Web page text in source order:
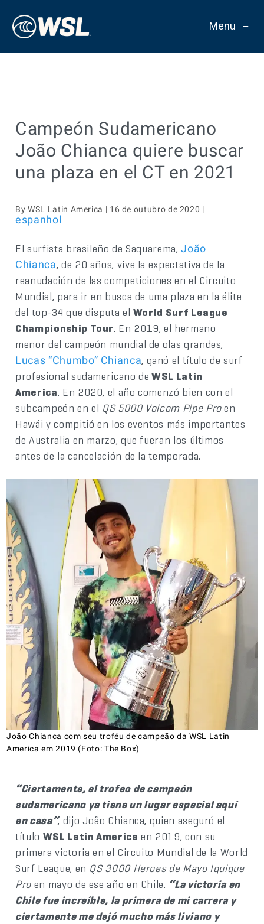
Menu ≡
Campeón Sudamericano
João Chianca quiere buscar
una plaza en el CT en 2021
By WSL Latin America | 16 de outubro de 2020 |
espanhol
El surfista brasileño de Saquarema,João
Chianca, de 20 años, vive la expectativa de la
reanudación de las competiciones en el Circuito
Mundial, para ir en busca de uma plaza en la élite
del top-34 que disputa el World Surf League
Championship Tour. En 2019, el hermano
menor del campeón mundial de olas grandes,
Lucas “Chumbo” Chianca, ganó el título de surf
profesional sudamericano de WSL Latin
America. En 2020, el año comenzó bien con el
subcampeón en el QS 5000 Volcom Pipe Proen
Hawái y compitió en los eventos más importantes
de Australia en marzo, que fueran los últimos
antes de la cancelación de la temporada.
João Chianca com seu troféu de campeão da WSL Latin
America em 2019 (Foto: The Box)
“Ciertamente, el trofeo de campeón
sudamericano ya tiene un lugar especial aquí
en casa”, dijo João Chianca, quien aseguró el
título WSL Latin America en 2019, con su
primera victoria en el Circuito Mundial de la World
Surf League, en QS 3000 Heroes de Mayo Iquique
Pro en mayo de ese año en Chile. “La victoria en
Chile fue increíble, la primera de mi carrera y
ciertamente me dejó mucho más liviano y